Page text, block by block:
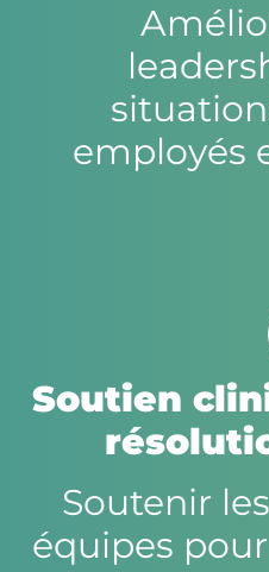
employés
Soutien
Soutenir
équipes